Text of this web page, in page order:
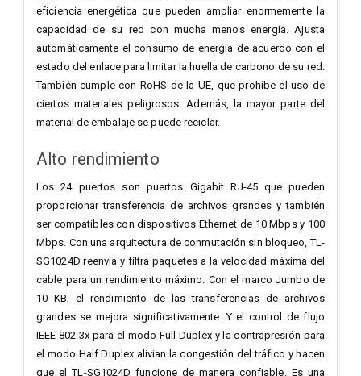
eficiencia energética que pueden ampliar enormemente la
capacidad de su red con mucha menos energía. Ajusta
automáticamente el consumo de energía de acuerdo con el
estado del enlace para limitar la huella de carbono de su red.
También cumple con RoHS de la UE, que prohíbe el uso de
ciertos materiales peligrosos. Además, la mayor parte del
material de embalaje se puede reciclar.
Alto rendimiento
Los 24 puertos son puertos Gigabit RJ-45 que pueden
proporcionar transferencia de archivos grandes y también
ser compatibles con dispositivos Ethernet de 10 Mbps y 100
Mbps. Con una arquitectura de conmutación sin bloqueo, TL-
SG1024D reenvía y filtra paquetes a la velocidad máxima del
cable para un rendimiento máximo. Con el marco Jumbo de
10 KB, el rendimiento de las transferencias de archivos
grandes se mejora significativamente. Y el control de flujo
IEEE 802.3x para el modo Full Duplex y la contrapresión para
el modo Half Duplex alivian la congestión del tráfico y hacen
que el TL-SG1024D funcione de manera confiable. Es una